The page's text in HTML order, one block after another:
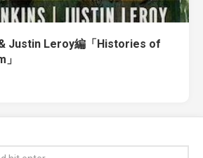
Justin Leroy編「Histories of